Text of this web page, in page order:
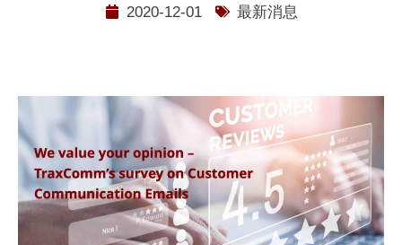
2020-12-01 最新消息